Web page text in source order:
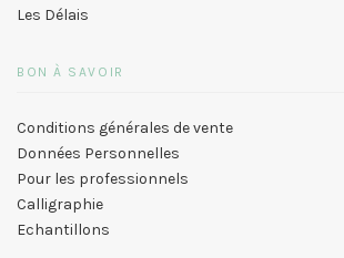
Les Délais
BON À SAVOIR
Conditions générales de vente
Données Personnelles
Pour les professionnels
Calligraphie
Echantillons